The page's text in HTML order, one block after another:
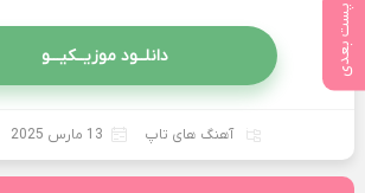
پست بعدی دانلــود موزیــکیـــو
آهنگ های تاپ 13 مارس 2025